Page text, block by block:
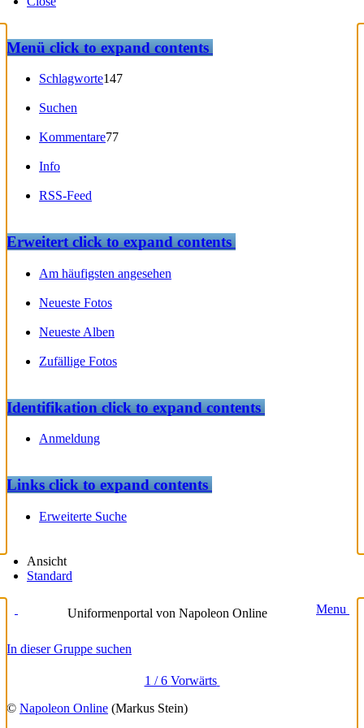
Menüclick to expand contents
Schlagworte147
Suchen
Kommentare77
Info
RSS-Feed
Erweitertclick to expand contents
Am häufigsten angesehen
Neueste Fotos
Neueste Alben
Zufällige Fotos
Identifikationclick to expand contents
Anmeldung
Linksclick to expand contents
Erweiterte Suche
Ansicht
Standard
Uniformenportal von Napoleon Online Menu
In dieser Gruppe suchen
1 / 6 Vorwärts
© Napoleon Online (Markus Stein)